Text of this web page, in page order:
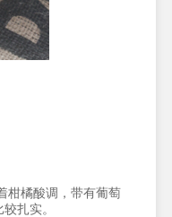
柑橘酸调，带有葡萄
扎实。